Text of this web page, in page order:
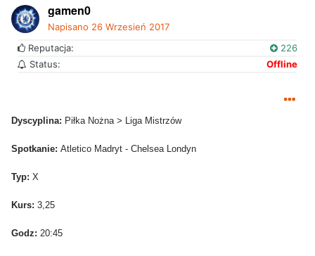
gamen0
Napisano 26 Wrzesień 2017
Reputacja:
226
Status:
Offline
Dyscyplina: Piłka Nożna > Liga Mistrzów
Spotkanie: Atletico Madryt - Chelsea Londyn
Typ: X
Kurs: 3,25
Godz: 20:45